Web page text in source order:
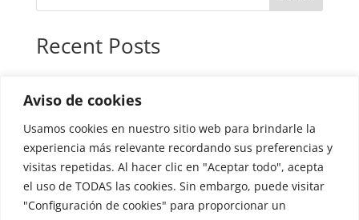
Aviso de cookies
Usamos cookies en nuestro sitio web para brindarle la
experiencia más relevante recordando sus preferencias y
visitas repetidas. Al hacer clic en "Aceptar todo", acepta
el uso de TODAS las cookies. Sin embargo, puede visitar
"Configuración de cookies" para proporcionar un
Recent Posts
Recent Comments
No hay comentarios que mostrar.
Archives
No hay archivos que mostrar.